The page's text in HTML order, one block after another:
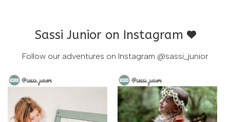
Sassi Junior on Instagram
Follow our adventures on Instagram @sassi_junior